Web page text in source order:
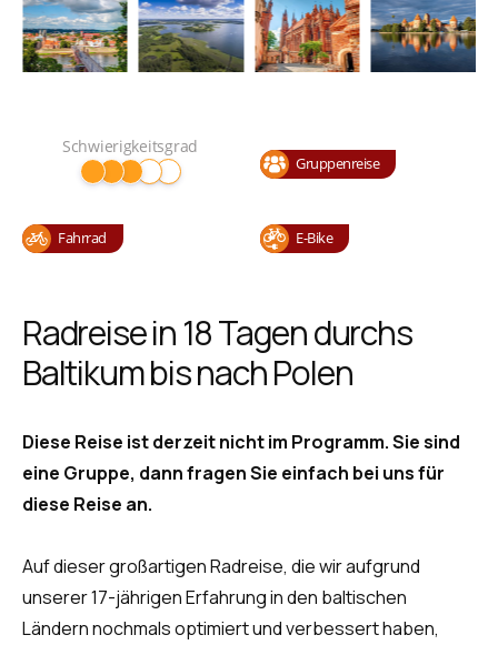
Schwierigkeitsgrad
Gruppenreise
Fahrrad E-Bike
Radreise in 18 Tagen durchs
Baltikum bis nach Polen
Diese Reise ist derzeit nicht im Programm. Sie sind
eine Gruppe, dann fragen Sie einfach bei uns für
diese Reise an.
Auf dieser großartigen Radreise, die wir aufgrund
unserer 17-jährigen Erfahrung in den baltischen
Ländern nochmals optimiert und verbessert haben,